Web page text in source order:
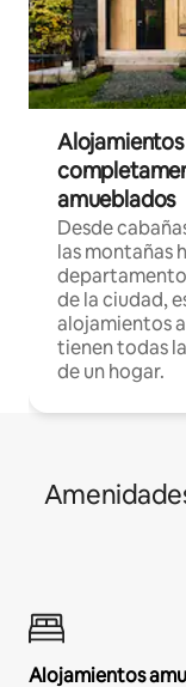
Alojamientos
amueblados
Desde
las montañas
de la ciudad,
alojamientos
tienen todas
de un hogar.
Alojamientos